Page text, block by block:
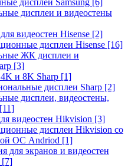
дисплеи Samsung [6]
дисплеи и видеостены
видеостен Hisense [2]
дисплеи Hisense [16]
ЖК дисплеи и
[3]
и 8K Sharp [1]
дисплеи Sharp [2]
дисплеи, видеостены,
[11]
видеостен Hikvision [3]
дисплеи Hikvision со
ОС Andriod [1]
для экранов и видеостен
[7]